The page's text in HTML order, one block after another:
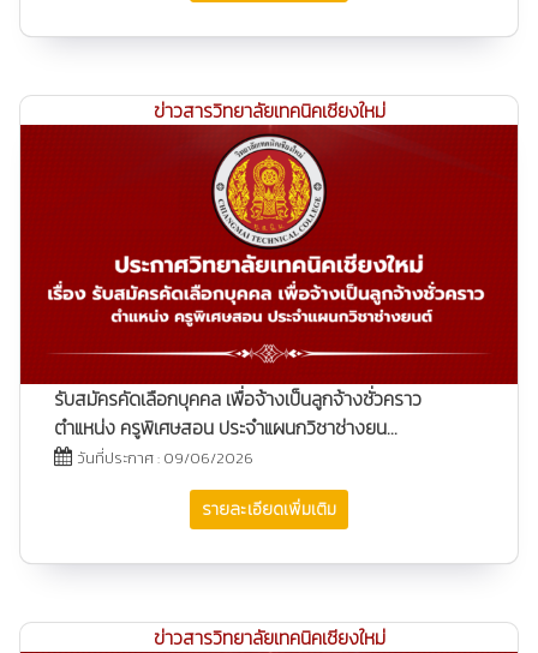
ข่าวสารวิทยาลัยเทคนิคเชียงใหม่
รับสมัครคัดเลือกบุคคล เพื่อจ้างเป็นลูกจ้างชั่วคราว
ตำแหน่ง ครูพิเศษสอน ประจำแผนกวิชาช่างยน...
วันที่ประกาศ : 09/06/2026
รายละเอียดเพิ่มเติม
ข่าวสารวิทยาลัยเทคนิคเชียงใหม่